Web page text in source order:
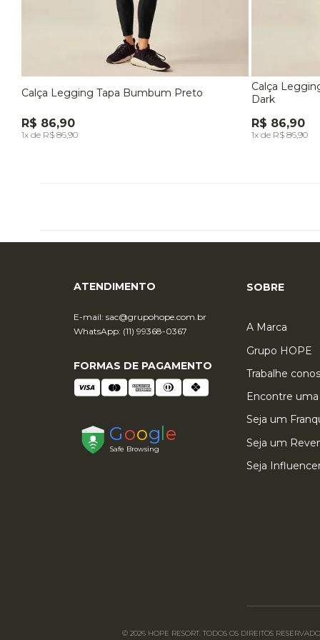
G
M
P
Calça Legging Tapa Bumbum Preto
R$ 86,90
1x de R$ 86,90
Calça
Dark
R$ 86,90
1x de R$ 86,90
ATENDIMENTO
E-mail: sac@grupohope.com.br
WhatsApp: (11) 99368-0367
FORMAS DE PAGAMENTO
SOBRE
A Marca
Grupo HOPE
Trabalhe
Encontre uma
Seja um
Seja um
Seja
© 2026 HOPE RESORT. TODOS OS DIREITOS